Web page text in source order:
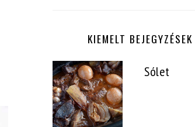
KIEMELT BEJEGYZÉSEK
Sólet